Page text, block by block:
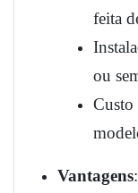
feita
ou
Custo
Vantagens: